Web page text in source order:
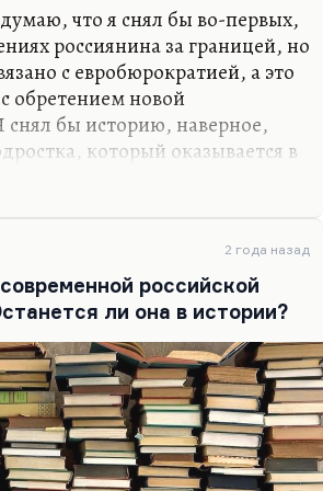
что я снял бы во-первых,
россиянина за границей, но
с евробюрократией, а это
обретением новой
бы историю, наверное,
который оказывается в
И я, наверное, снял бы
историй в современной
кино. Понимаете, всех
история гендерной
по-моему, совсем
занимает проблема как
говоря, секс и отношения.
возможен ли секс
2 года назад
российской
ли она в истории?